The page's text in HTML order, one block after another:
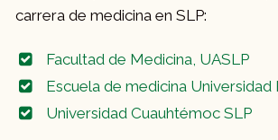
carrera de medicina en SLP:
Facultad de Medicina, UASLP
Escuela de medicina Universidad
Universidad Cuauhtémoc SLP